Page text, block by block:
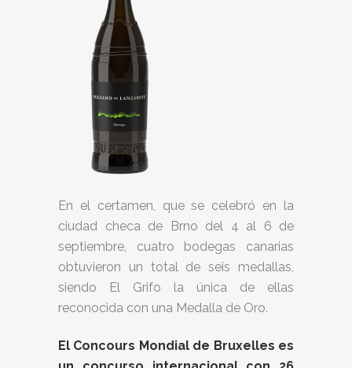
En el certamen, que se celebró en la
ciudad checa de Brno del 4 al 6 de
septiembre, cuatro bodegas canarias
obtuvieron un total de seis medallas,
siendo El Grifo la única de ellas
reconocida con una Medalla de Oro.
El Concours Mondial de Bruxelles es